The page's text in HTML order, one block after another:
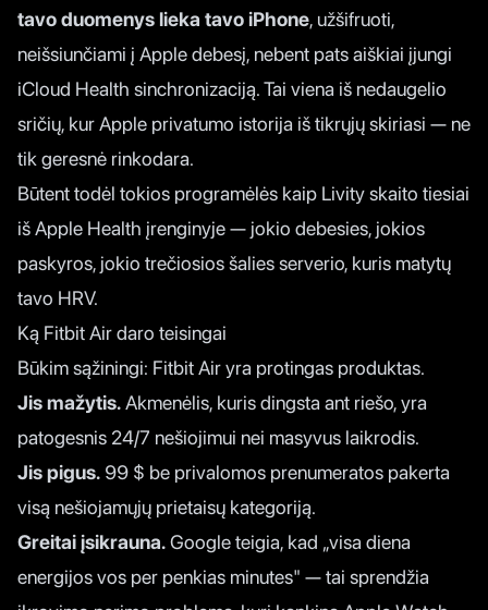
tavo duomenys lieka tavo iPhone, užšifruoti,
neišsiunčiami į Apple debesį, nebent pats aiškiai įjungi
iCloud Health sinchronizaciją. Tai viena iš nedaugelio
sričių, kur Apple privatumo istorija iš tikrųjų skiriasi — ne
tik geresnė rinkodara.
Būtent todėl tokios programėlės kaip Livityskaito tiesiai
iš Apple Health įrenginyje — jokio debesies, jokios
paskyros, jokio trečiosios šalies serverio, kuris matytų
tavo HRV.
Ką Fitbit Air daro teisingai
Būkim sąžiningi: Fitbit Air yra protingas produktas.
Jis mažytis.Akmenėlis, kuris dingsta ant riešo, yra
patogesnis 24/7 nešiojimui nei masyvus laikrodis.
Jis pigus. 99 $ be privalomos prenumeratos pakerta
visą nešiojamųjų prietaisų kategoriją.
Greitai įsikrauna.Google teigia, kad „visa diena
energijos vos per penkias minutes" — tai sprendžia